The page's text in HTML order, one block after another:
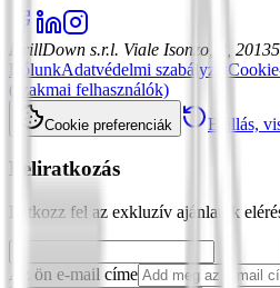
DrillDown s.r.l. Viale Isonzo, 8,
RólunkAdatvédelmi szabályzat
(szakmai felhasználók)
Cookie preferenciák Elállás,
Feliratkozás
Iratkozz fel az exkluzív ajánlatok
Az ön e-mail címe